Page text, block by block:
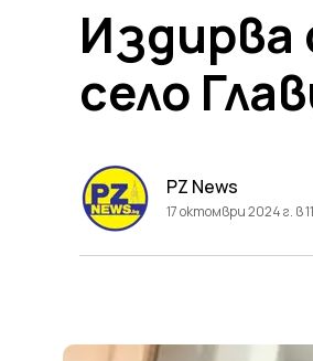
село
PZ News
17 октомври 2024 г. в